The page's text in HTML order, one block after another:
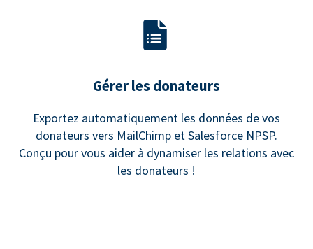
Gérer les donateurs
Exportez automatiquement les données de vos
donateurs vers MailChimp et Salesforce NPSP.
Conçu pour vous aider à dynamiser les relations avec
les donateurs !